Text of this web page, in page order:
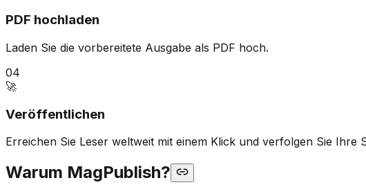
PDF hochladen
Laden Sie die vorbereitete Ausgabe als PDF hoch.
04
🚀
Veröffentlichen
Erreichen Sie Leser weltweit mit einem Klick und verfolgen Sie Ihre
Warum MagPublish?